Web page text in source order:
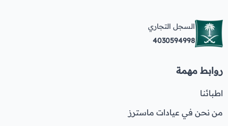
السجل التجاري
4030594998
روابط مهمة
اطبائنا
من نحن في عيادات ماسترز